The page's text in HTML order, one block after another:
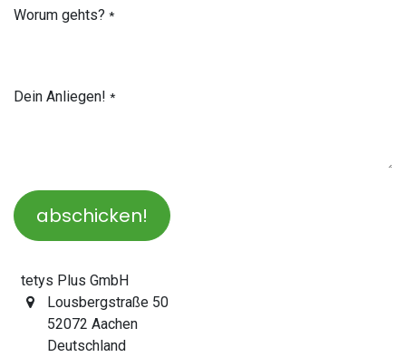
Worum gehts? *
Dein Anliegen! *
abschicken!
tetys Plus GmbH
Lousbergstraße 50
52072 Aachen
Deutschland